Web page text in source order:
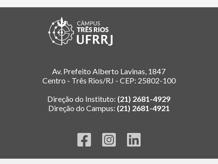
Av. Prefeito Alberto Lavinas, 1847
Centro - Três Rios/RJ - CEP: 25802-100
Direção do Instituto: (21) 2681-4929
Direção do Campus: (21) 2681-4921